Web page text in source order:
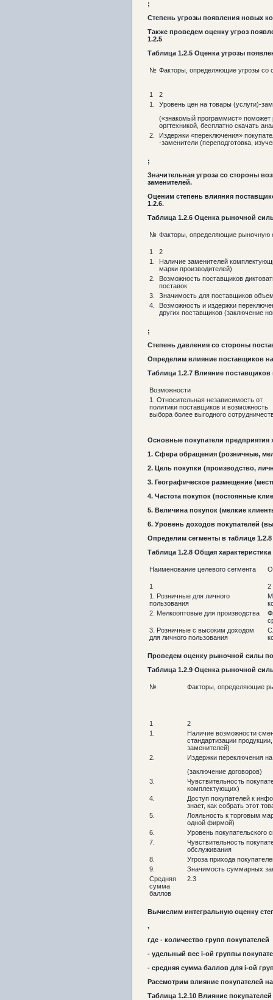
;
Степень угрозы появления новых
Также проведем оценку угроз
1.2.5
Таблица 1.2.5 Оценка угрозы
№ Факторы, определяющие угрозы со
1
2
1.
Уровень цен на товары (услуги)-
(«знакомый программист»
оргтехникой, бесплатно скачать
2.
Издержки «переключения»
-заменители (переподготовка,
;
Значительная угроза со стороны
заменителей.
Оценим степень влияния
1.2.6.
Таблица 1.2.6 Оценка рыночной
№ Факторы, определяющие рыночную
1
2
1.
Наличие заменителей
марки производителей)
2.
Возможность поставщиков
поставок
3.
Значимость для поставщиков
4.
Возможность и издержки
других поставщиков (заключение
;
Степень давления со стороны
Определим влияние поставщиков
Таблица 1.2.7 Влияние поставщиков
Возможности
1. Относительная независимость от
политики поставщиков и возможность
выбора более выгодного
Основные покупатели предприятия
1. Сфера обращения (розничные,
2. Цель покупки (производство,
3. Географическое размещение
4. Частота покупок (постоянные
5. Величина покупок (мелкие
6. Уровень доходов покупателей
Определим сегменты в таблице 1.2.8
Таблица 1.2.8 Общая
Наименование целевого сегмента
1
2
1. Розничные для личного
пользования
2. Мелкооптовые для производства
3. Розничные с высоким доходом
для личного пользования
Проведем оценку рыночной силы
Таблица 1.2.9 Оценка рыночной
№ Факторы, определяющие
1
2
1.
Наличие возможности
стандартизации
заменителей)
2.
Издержки переключения
(заключение договоров)
3.
Чувствительность
комплектующих)
4.
Доступ покупателей к
знает, как собрать этот
5.
Лояльность к торговым
одной фирмой)
6.
Уровень покупательского
7.
Чувствительность
обслуживания
8.
Угроза прихода
9.
Значимость суммарных
Средняя
сумма
баллов
2.3
Вычислим интегральную оценку
,
где - количество групп покупателей
- удельный вес i-ой группы
- средняя сумма баллов для i-ой
Рассмотрим влияние покупателей
Таблица 1.2.10 Влияние